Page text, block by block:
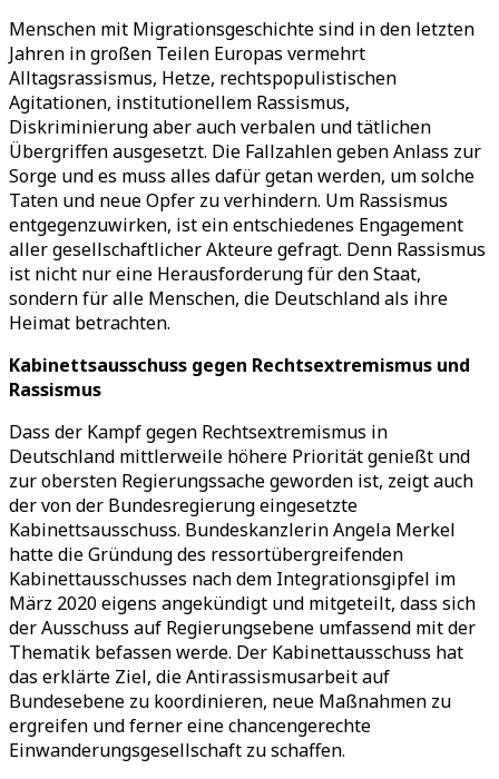
Menschen mit Migrationsgeschichte sind in den letzten
Jahren in großen Teilen Europas vermehrt
Alltagsrassismus, Hetze, rechtspopulistischen
Agitationen, institutionellem Rassismus,
Diskriminierung aber auch verbalen und tätlichen
Übergriffen ausgesetzt. Die Fallzahlen geben Anlass zur
Sorge und es muss alles dafür getan werden, um solche
Taten und neue Opfer zu verhindern. Um Rassismus
entgegenzuwirken, ist ein entschiedenes Engagement
aller gesellschaftlicher Akteure gefragt. Denn Rassismus
ist nicht nur eine Herausforderung für den Staat,
sondern für alle Menschen, die Deutschland als ihre
Heimat betrachten.
Kabinettsausschuss gegen Rechtsextremismus und
Rassismus
Dass der Kampf gegen Rechtsextremismus in
Deutschland mittlerweile höhere Priorität genießt und
zur obersten Regierungssache geworden ist, zeigt auch
der von der Bundesregierung eingesetzte
Kabinettsausschuss. Bundeskanzlerin Angela Merkel
hatte die Gründung des ressortübergreifenden
Kabinettausschusses nach dem Integrationsgipfel im
März 2020 eigens angekündigt und mitgeteilt, dass sich
der Ausschuss auf Regierungsebene umfassend mit der
Thematik befassen werde. Der Kabinettausschuss hat
das erklärte Ziel, die Antirassismusarbeit auf
Bundesebene zu koordinieren, neue Maßnahmen zu
ergreifen und ferner eine chancengerechte
Einwanderungsgesellschaft zu schaffen.